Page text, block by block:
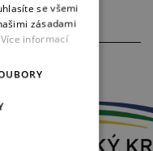
se všemi
zásadami
Více informací